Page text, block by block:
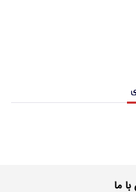
ما